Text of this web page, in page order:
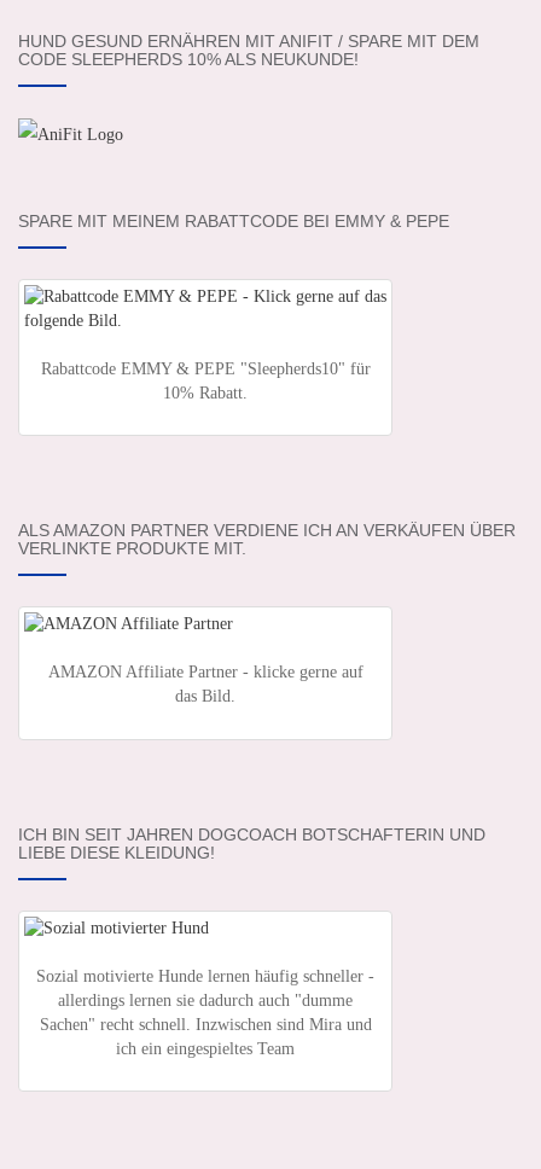
HUND GESUND ERNÄHREN MIT ANIFIT / SPARE MIT DEM
CODE SLEEPHERDS 10% ALS NEUKUNDE!
SPARE MIT MEINEM RABATTCODE BEI EMMY & PEPE
Rabattcode EMMY & PEPE "Sleepherds10" für
10% Rabatt.
ALS AMAZON PARTNER VERDIENE ICH AN VERKÄUFEN ÜBER
VERLINKTE PRODUKTE MIT.
AMAZON Affiliate Partner - klicke gerne auf
das Bild.
ICH BIN SEIT JAHREN DOGCOACH BOTSCHAFTERIN UND
LIEBE DIESE KLEIDUNG!
Sozial motivierte Hunde lernen häufig schneller -
allerdings lernen sie dadurch auch "dumme
Sachen" recht schnell. Inzwischen sind Mira und
ich ein eingespieltes Team